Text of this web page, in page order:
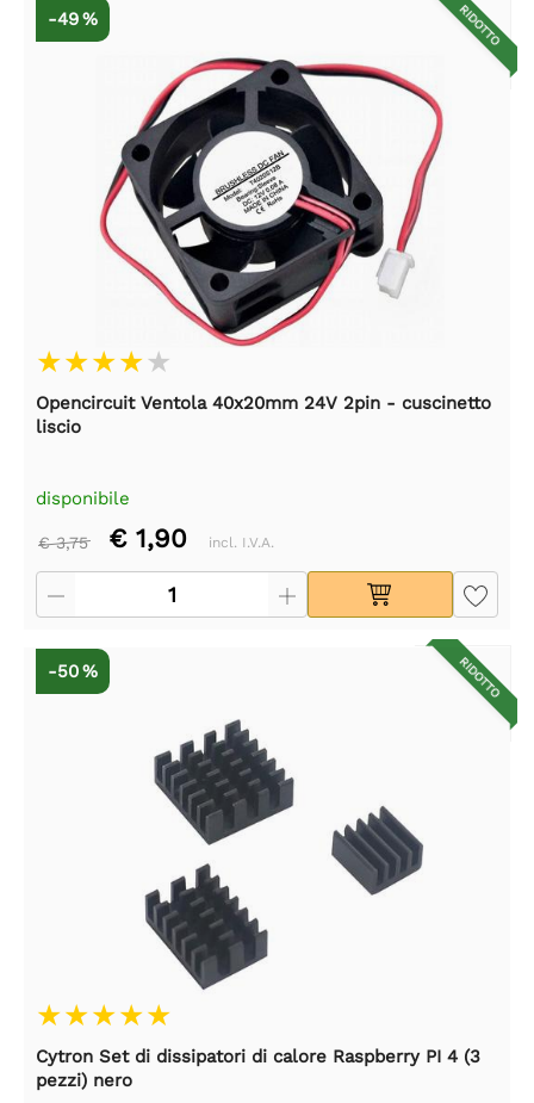
RIDOTTO
-49 %
Opencircuit Ventola 40x20mm 24V 2pin - cuscinetto
liscio
disponibile
€ 3,75 € 1,90 incl. I.V.A.
RIDOTTO
-50 %
Cytron Set di dissipatori di calore Raspberry PI 4 (3
pezzi) nero